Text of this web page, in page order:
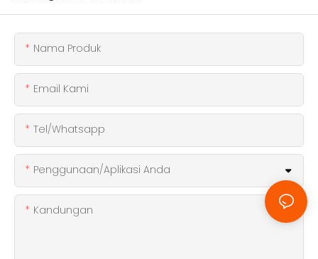
Nama Produk
Email Kami
Tel/whatsapp
Penggunaan/Aplikasi Anda
Kandungan